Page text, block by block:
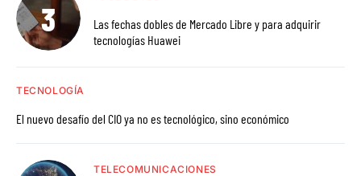
Las fechas dobles de Mercado Libre y para adquirir
tecnologías Huawei
TECNOLOGÍA
El nuevo desafío del CIO ya no es tecnológico, sino económico
TELECOMUNICACIONES